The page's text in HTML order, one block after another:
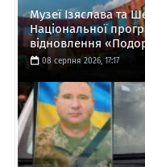
Музеї Ізяслава та
Національної
відновлення
08 серпня 2026, 17:17